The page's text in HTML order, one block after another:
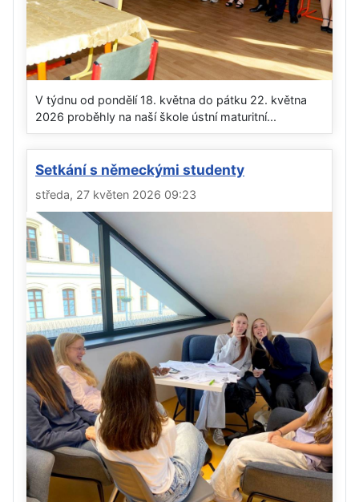
V týdnu od pondělí 18. května do pátku 22. května
2026 proběhly na naší škole ústní maturitní...
Setkání s německými studenty
středa, 27 květen 2026 09:23